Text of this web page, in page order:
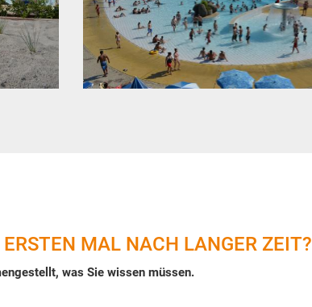
MAL NACH LANGER ZEIT?
was Sie wissen müssen.